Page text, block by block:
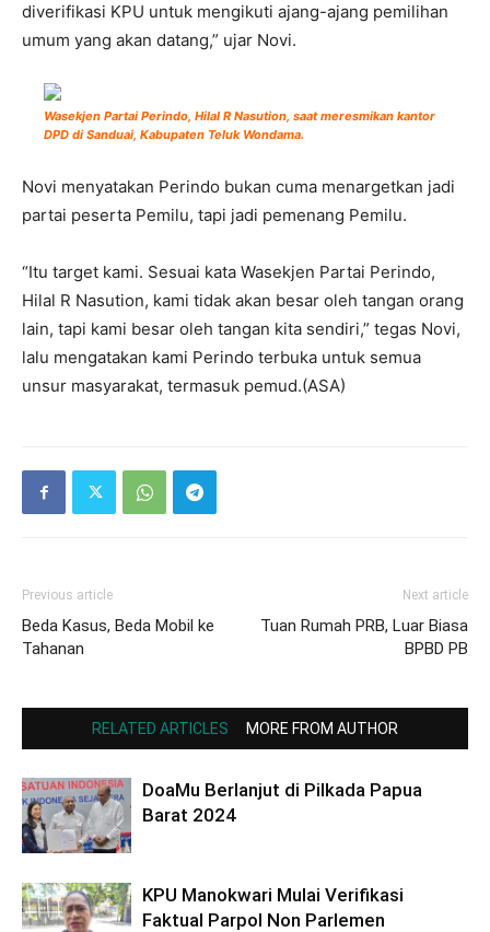
diverifikasi KPU untuk mengikuti ajang-ajang pemilihan
umum yang akan datang,” ujar Novi.
Wasekjen Partai Perindo, Hilal R Nasution, saat meresmikan kantor
DPD di Sanduai, Kabupaten Teluk Wondama.
Novi menyatakan Perindo bukan cuma menargetkan jadi
partai peserta Pemilu, tapi jadi pemenang Pemilu.
“Itu target kami. Sesuai kata Wasekjen Partai Perindo,
Hilal R Nasution, kami tidak akan besar oleh tangan orang
lain, tapi kami besar oleh tangan kita sendiri,” tegas Novi,
lalu mengatakan kami Perindo terbuka untuk semua
unsur masyarakat, termasuk pemud.(ASA)
Previous article
Beda Kasus, Beda Mobil ke
Tahanan
Next article
Tuan Rumah PRB, Luar Biasa
BPBD PB
RELATED ARTICLES MORE FROM AUTHOR
DoaMu Berlanjut di Pilkada Papua
Barat 2024
KPU Manokwari Mulai Verifikasi
Faktual Parpol Non Parlemen